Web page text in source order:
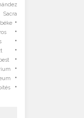
Sacra
béke•
•
•
•
•
•
•
•